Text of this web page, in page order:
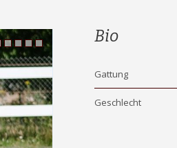
Bio
Gattung
Geschlecht